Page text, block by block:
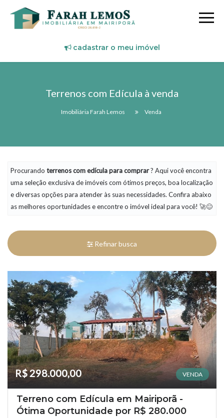
cadastrar o meu imóvel
Terrenos com Edícula à venda
Imobiliária Farah Lemos Venda
Procurando terrenos com edículapara comprar? Aqui você encontra
uma seleção exclusiva de imóveis com ótimos preços, boa localização
e diversas opções para atender às suas necessidades. Confira abaixo
as melhores oportunidades e encontre o imóvel ideal para você! 🚀😊
Refinar busca
R$ 298.000,00 VENDA
Terreno com Edícula em Mairiporã -
Ótima Oportunidade por R$ 280.000